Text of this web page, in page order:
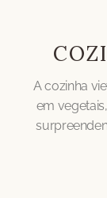
A cozinha
em